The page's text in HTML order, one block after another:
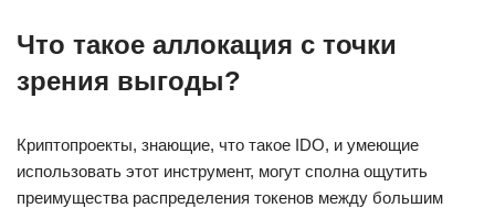
Что такое аллокация с точки
зрения выгоды?
Криптопроекты, знающие, что такое IDO, и умеющие
использовать этот инструмент, могут сполна ощутить
преимущества распределения токенов между большим